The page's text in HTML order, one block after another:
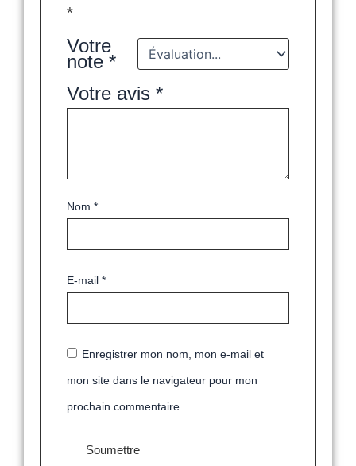
*
Votre
note*
Votre avis*
Nom*
E-mail*
Enregistrer mon nom, mon e-mail et
mon site dans le navigateur pour mon
prochain commentaire.